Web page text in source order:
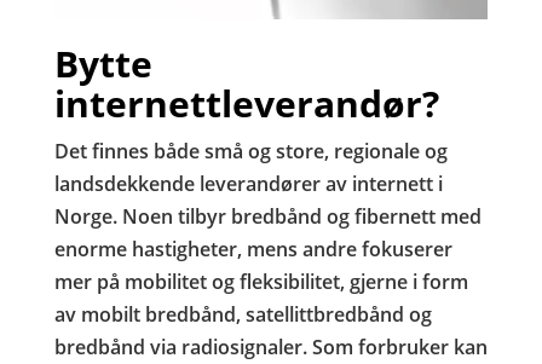
Bytte
internettleverandør?
Det finnes både små og store, regionale og
landsdekkende leverandører av internett i
Norge. Noen tilbyr bredbånd og fibernett med
enorme hastigheter, mens andre fokuserer
mer på mobilitet og fleksibilitet, gjerne i form
av mobilt bredbånd, satellittbredbånd og
bredbånd via radiosignaler. Som forbruker kan